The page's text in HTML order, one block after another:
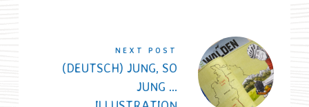
NEXT POST
(DEUTSCH) JUNG, SO
JUNG …